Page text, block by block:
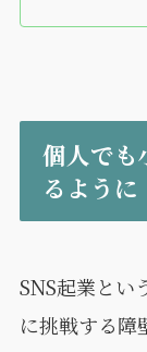
個人でも
るように
SNS起業とい
に挑戦する障